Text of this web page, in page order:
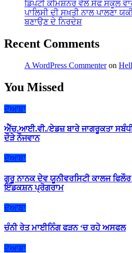
ਡਿਪਟੀ ਕਮਿਸ਼ਨਰ ਵੱਲੋਂ ਸੇਫ ਸਕੂਲ
ਪਾਲਿਸੀ ਦੀ ਸਖ਼ਤੀ ਨਾਲ ਪਾਲਣਾ
ਬਣਾਉਣ ਦੇ ਨਿਰਦੇਸ਼
Recent Comments
A WordPress Commenteron
You Missed
ਦੋਆਬਾ
ਐੱਚ.ਆਈ.ਵੀ./ਏਡਜ਼ ਬਾਰੇ ਜਾਗਰੂਕਤਾ ਸਬੰਧੀ
ਦੌੜੇ ਨੌਜਵਾਨ
ਦੋਆਬਾ
ਗੁਰੂ ਨਾਨਕ ਦੇਵ ਯੂਨੀਵਰਸਿਟੀ ਕਾਲਜ
ਇੰਡਕਸ਼ਨ ਪ੍ਰੋਗਰਾਮ
ਦੋਆਬਾ
ਚੰਨੀ ਰੇਤ ਮਾਈਨਿੰਗ ਫੜਨ ‘ਚ ਰਹੇ ਅਸਫਲ
ਦੋਆਬਾ